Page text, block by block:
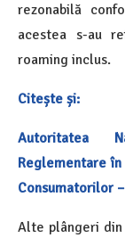
rezonabilă
acestea s-au
roaming inclus.
Citește și:
Autoritatea
Reglementare
Consumatorilor
Alte plângeri